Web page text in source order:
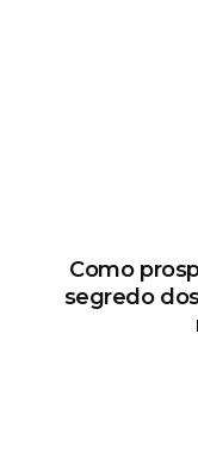
Como
segredo